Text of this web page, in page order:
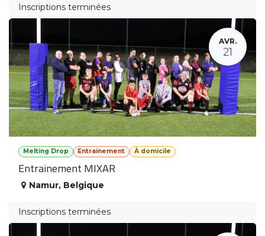
Inscriptions terminées
AVR.
21
Melting Drop Entrainement À domicile
Entrainement MIXAR
Namur, Belgique
Inscriptions terminées